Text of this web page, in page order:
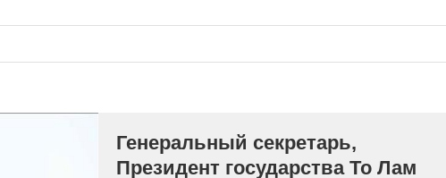
Генеральный секретарь,
Президент государства То Лам